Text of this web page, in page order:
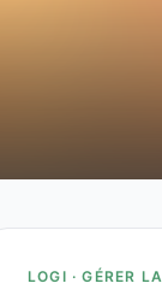
LOGI · GÉRER